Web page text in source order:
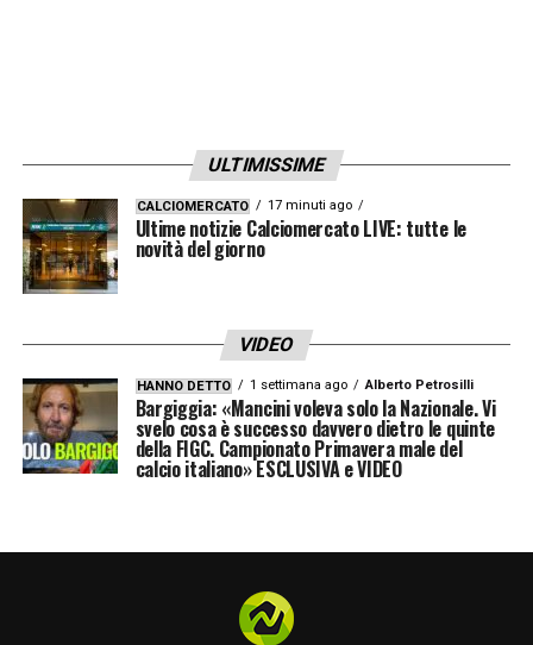
ULTIMISSIME
CALCIOMERCATO 17 minuti ago
Ultime notizie Calciomercato LIVE: tutte le
novità del giorno
VIDEO
HANNO DETTO 1 settimana ago Alberto Petrosilli
Bargiggia: «Mancini voleva solo la Nazionale. Vi
svelo cosa è successo davvero dietro le quinte
della FIGC. Campionato Primavera male del
calcio italiano» ESCLUSIVA e VIDEO